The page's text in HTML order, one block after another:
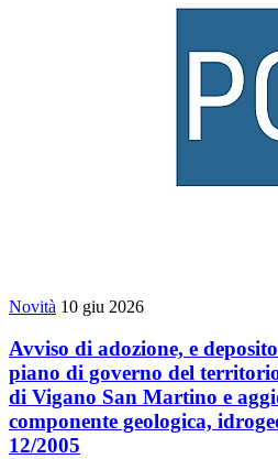
Novità 10 giu 2026
Avviso di adozione, e
piano di governo del
di Vigano San Martino e
componente geologica,
12/2005